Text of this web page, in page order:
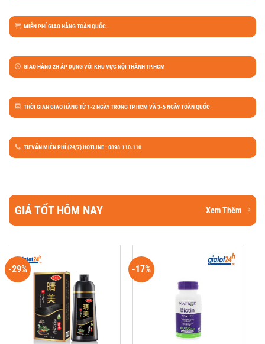
MIỄN PHÍ GIAO HÀNG TOÀN QUỐC .
GIAO HÀNG 2H ÁP DỤNG VỚI KHU VỰC NỘI THÀNH TP.HCM
THỜI GIAN GIAO HÀNG TỪ 1-2 NGÀY TRONG TP.HCM VÀ 3-5 NGÀY TOÀN QUỐC
TƯ VẤN MIỄN PHÍ (24/7) HOTLINE : 0898.110.110
GIÁ TỐT HÔM NAY Xem Thêm
-29% -17%